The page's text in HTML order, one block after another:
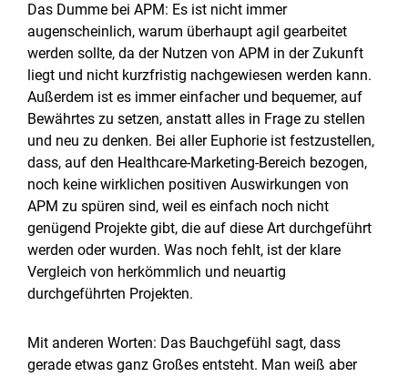
Das Dumme bei APM: Es ist nicht immer
augenscheinlich, warum überhaupt agil gearbeitet
werden sollte, da der Nutzen von APM in der Zukunft
liegt und nicht kurzfristig nachgewiesen werden kann.
Außerdem ist es immer einfacher und bequemer, auf
Bewährtes zu setzen, anstatt alles in Frage zu stellen
und neu zu denken. Bei aller Euphorie ist festzustellen,
dass, auf den Healthcare-Marketing-Bereich bezogen,
noch keine wirklichen positiven Auswirkungen von
APM zu spüren sind, weil es einfach noch nicht
genügend Projekte gibt, die auf diese Art durchgeführt
werden oder wurden. Was noch fehlt, ist der klare
Vergleich von herkömmlich und neuartig
durchgeführten Projekten.
Mit anderen Worten: Das Bauchgefühl sagt, dass
gerade etwas ganz Großes entsteht. Man weiß aber